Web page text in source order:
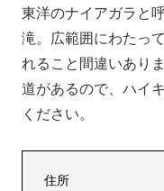
東洋のナイアガラと
滝。広範囲にわたっ
れること間違いあり
道があるので、ハイ
ください。
住所